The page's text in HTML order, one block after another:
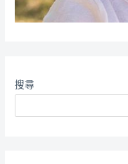
搜尋